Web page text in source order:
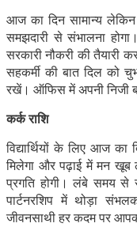
आज का दिन सामान्य
समझदारी से संभालना
सरकारी नौकरी की तैयारी
सहकर्मी की बात दिल को
रखें। ऑफिस में अपनी निजी
कर्क राशि
विद्यार्थियों के लिए आज
मिलेगा और पढ़ाई में मन खूब
प्रगति होगी। लंबे समय से
पार्टनरशिप में थोड़ा
जीवनसाथी हर कदम पर